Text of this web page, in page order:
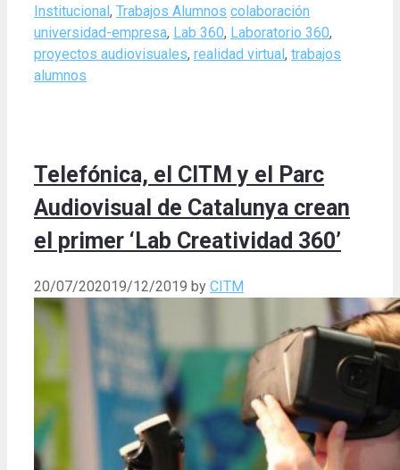
Categories
Institucional, Trabajos Alumnos Tags
colaboración
universidad-empresa, Lab 360, Laboratorio 360,
proyectos audiovisuales, realidad virtual, trabajos
alumnos
Telefónica, el CITM y el Parc
Audiovisual de Catalunya crean
el primer ‘Lab Creatividad 360’
20/07/202019/12/2019 by CITM